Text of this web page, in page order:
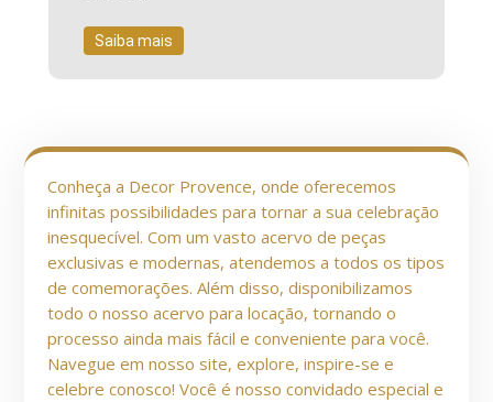
Saiba mais
Conheça a Decor Provence, onde oferecemos
infinitas possibilidades para tornar a sua celebração
inesquecível. Com um vasto acervo de peças
exclusivas e modernas, atendemos a todos os tipos
de comemorações. Além disso, disponibilizamos
todo o nosso acervo para locação, tornando o
processo ainda mais fácil e conveniente para você.
Navegue em nosso site, explore, inspire-se e
celebre conosco! Você é nosso convidado especial e